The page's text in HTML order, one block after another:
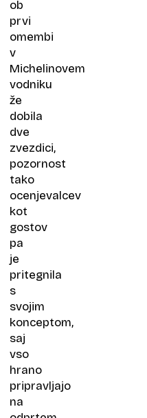
ob
prvi
omembi
v
Michelinovem
vodniku
že
dobila
dve
zvezdici,
pozornost
tako
ocenjevalcev
kot
gostov
pa
je
pritegnila
s
svojim
konceptom,
saj
vso
hrano
pripravljajo
na